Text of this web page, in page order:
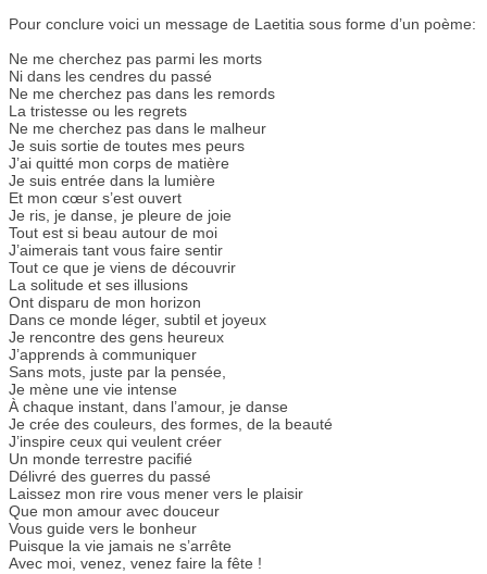
Pour conclure voici un message de Laetitia sous forme d’un poème:
Ne me cherchez pas parmi les morts
Ni dans les cendres du passé
Ne me cherchez pas dans les remords
La tristesse ou les regrets
Ne me cherchez pas dans le malheur
Je suis sortie de toutes mes peurs
J’ai quitté mon corps de matière
Je suis entrée dans la lumière
Et mon cœur s’est ouvert
Je ris, je danse, je pleure de joie
Tout est si beau autour de moi
J’aimerais tant vous faire sentir
Tout ce que je viens de découvrir
La solitude et ses illusions
Ont disparu de mon horizon
Dans ce monde léger, subtil et joyeux
Je rencontre des gens heureux
J’apprends à communiquer
Sans mots, juste par la pensée,
Je mène une vie intense
À chaque instant, dans l’amour, je danse
Je crée des couleurs, des formes, de la beauté
J’inspire ceux qui veulent créer
Un monde terrestre pacifié
Délivré des guerres du passé
Laissez mon rire vous mener vers le plaisir
Que mon amour avec douceur
Vous guide vers le bonheur
Puisque la vie jamais ne s’arrête
Avec moi, venez, venez faire la fête !